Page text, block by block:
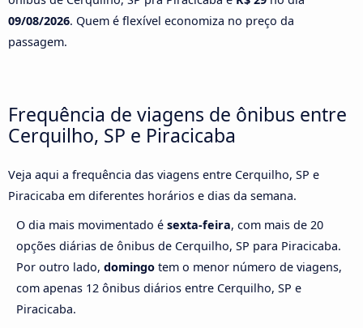
09/08/2026. Quem é flexível economiza no preço da
passagem.
Frequência de viagens de ônibus entre
Cerquilho, SP e Piracicaba
Veja aqui a frequência das viagens entre Cerquilho, SP e
Piracicaba em diferentes horários e dias da semana.
O dia mais movimentado é sexta-feira, com mais de 20
opções diárias de ônibus de Cerquilho, SP para Piracicaba.
Por outro lado, domingo tem o menor número de viagens,
com apenas 12 ônibus diários entre Cerquilho, SP e
Piracicaba.